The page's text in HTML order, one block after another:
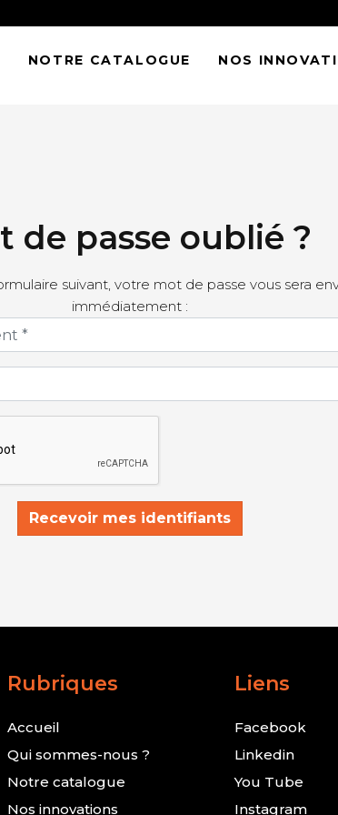
NOTRE CATALOGUE NOS
de passe oublié ?
suivant, votre mot de passe vous sera
immédiatement :
Recevoir mes identifiants
Rubriques
Accueil
Qui sommes-nous ?
Notre catalogue
Nos innovations
Liens
Facebook
Linkedin
You Tube
Instagram